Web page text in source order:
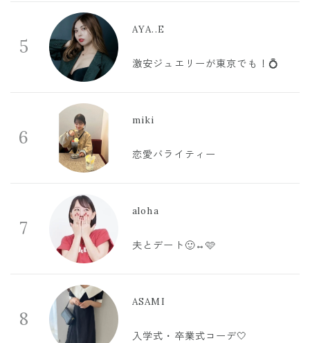
5
AYA..E
激安ジュエリーが東京でも！💍
6
miki
恋愛バライティー
7
aloha
夫とデート🙂‍↔️🩷
8
ASAMI
入学式・卒業式コーデ🤍